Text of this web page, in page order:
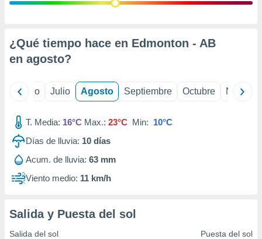
e
mediante
de
1199
¿Qué tiempo hace en Edmonton - AB
en agosto?
Junio Julio Agosto Septiembre Octubre
T. Media: 16°C Max.: 23°C Min: 10°C
Días de lluvia: 10 días
Acum. de lluvia: 63 mm
Viento medio: 11 km/h
Salida y Puesta del sol
Salida del sol Puesta del sol